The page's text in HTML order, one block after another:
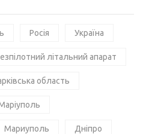
Росія Україна
літальний апарат
область
Мариуполь Дніпро